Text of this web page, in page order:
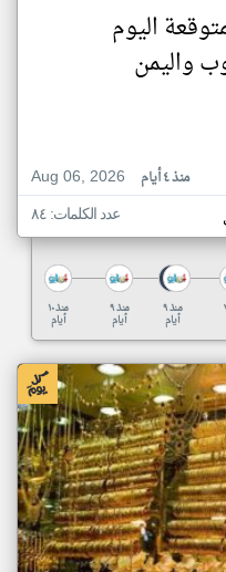
اليوم
واليمن
Aug 06, 2026
منذ ٤ أيام
عدد الكلمات: ٨٤
منذ ١٠
أيام
منذ ٩
أيام
منذ ٩
أيام
٧